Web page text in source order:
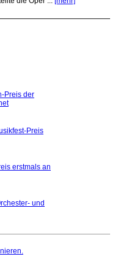
Preis der
Preis
erstmals an
und